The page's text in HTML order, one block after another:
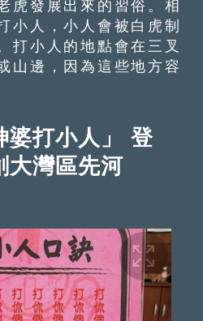
發展出來的習俗。相
小人，小人會被白虎制
打小人的地點會在三叉
山邊，因為這些地方容
婆打小人」 登
大灣區先河